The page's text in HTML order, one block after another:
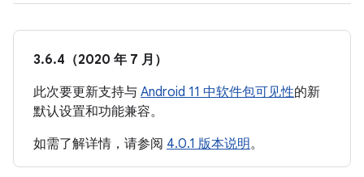
3.6.4（2020 年 7 月）
此次要更新支持与 Android 11 中软件包可见性的新
默认设置和功能兼容。
如需了解详情，请参阅 4.0.1 版本说明。